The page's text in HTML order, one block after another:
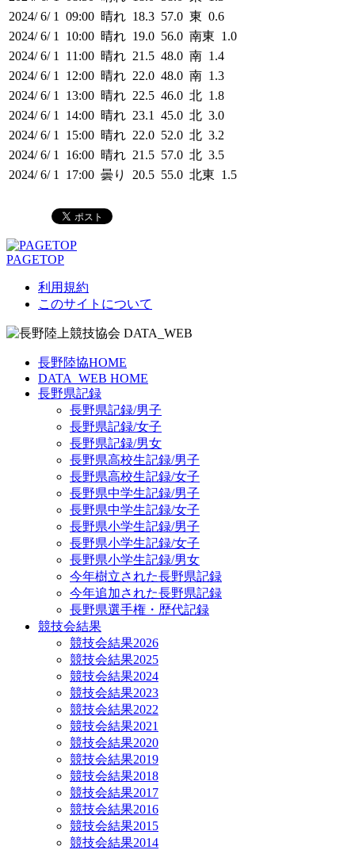
2024/ 6/ 1 09:00 晴れ 18.3 57.0 東 0.6
2024/ 6/ 1 10:00 晴れ 19.0 56.0 南東 1.0
2024/ 6/ 1 11:00 晴れ 21.5 48.0 南 1.4
2024/ 6/ 1 12:00 晴れ 22.0 48.0 南 1.3
2024/ 6/ 1 13:00 晴れ 22.5 46.0 北 1.8
2024/ 6/ 1 14:00 晴れ 23.1 45.0 北 3.0
2024/ 6/ 1 15:00 晴れ 22.0 52.0 北 3.2
2024/ 6/ 1 16:00 晴れ 21.5 57.0 北 3.5
2024/ 6/ 1 17:00 曇り 20.5 55.0 北東 1.5
PAGETOP
利用規約
このサイトについて
長野陸協HOME
DATA_WEB HOME
長野県記録
長野県記録/男子
長野県記録/女子
長野県記録/男女
長野県高校生記録/男子
長野県高校生記録/女子
長野県中学生記録/男子
長野県中学生記録/女子
長野県小学生記録/男子
長野県小学生記録/女子
長野県小学生記録/男女
今年樹立された長野県記録
今年追加された長野県記録
長野県選手権・歴代記録
競技会結果
競技会結果2026
競技会結果2025
競技会結果2024
競技会結果2023
競技会結果2022
競技会結果2021
競技会結果2020
競技会結果2019
競技会結果2018
競技会結果2017
競技会結果2016
競技会結果2015
競技会結果2014